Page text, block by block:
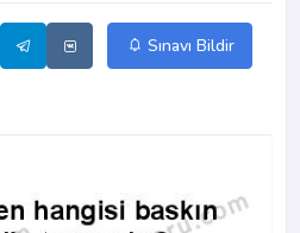
Sınavı Bildir